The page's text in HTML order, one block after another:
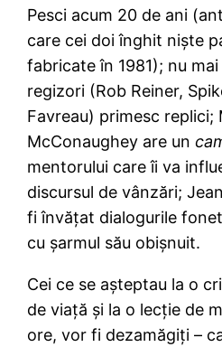
Pesci acum 20 de ani
care cei doi înghit nişte
fabricate în 1981); nu
regizori (Rob Reiner,
Favreau) primesc replici;
McConaughey are un
mentorului care îi va
discursul de vânzări;
fi învăţat dialogurile
cu şarmul său obişnuit.
Cei ce se aşteptau la o
de viaţă şi la o lecţie de
ore, vor fi dezamăgiţi –